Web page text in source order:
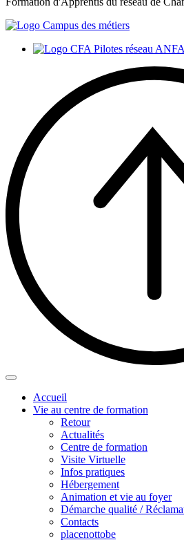
Accueil
Vie au centre de formation
Retour
Actualités
Centre de formation
Visite Virtuelle
Infos pratiques
Hébergement
Animation et vie au foyer
Démarche qualité /
Contacts
placenottobe